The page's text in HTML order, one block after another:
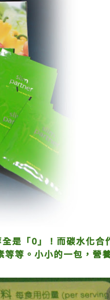
是「0」！而碳水化合
等。小小的一包，營